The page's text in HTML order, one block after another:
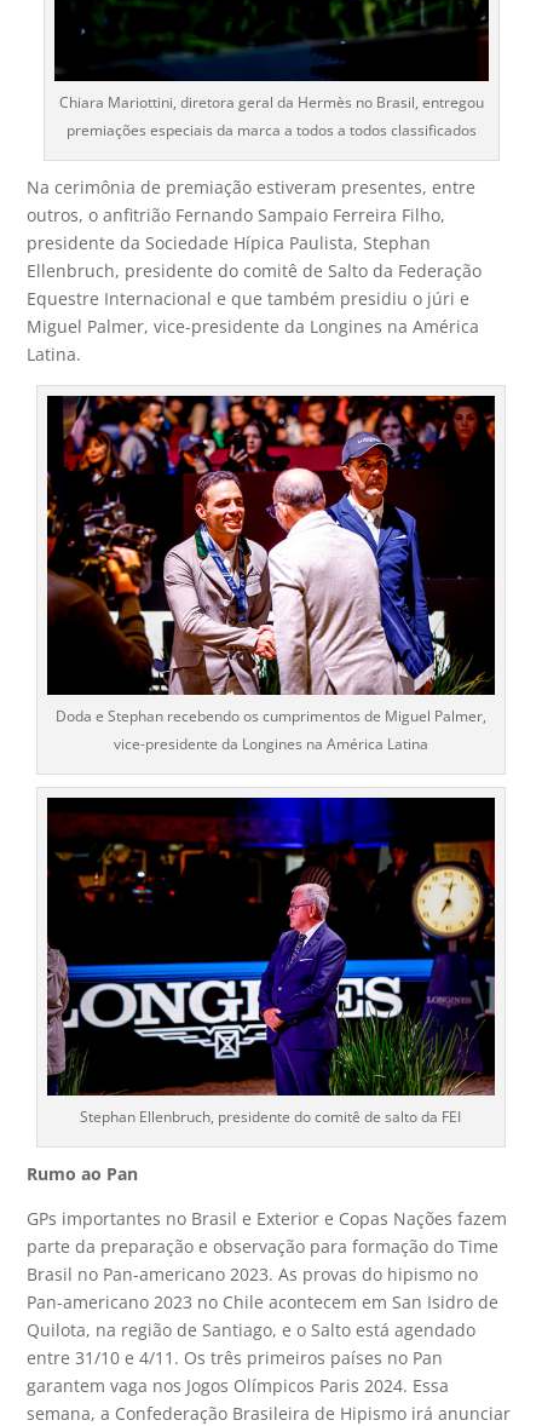
Chiara Mariottini, diretora geral da Hermès no Brasil, entregou
premiações especiais da marca a todos a todos classificados
Na cerimônia de premiação estiveram presentes, entre
outros, o anfitrião Fernando Sampaio Ferreira Filho,
presidente da Sociedade Hípica Paulista, Stephan
Ellenbruch, presidente do comitê de Salto da Federação
Equestre Internacional e que também presidiu o júri e
Miguel Palmer, vice-presidente da Longines na América
Latina.
Doda e Stephan recebendo os cumprimentos de Miguel Palmer,
vice-presidente da Longines na América Latina
Stephan Ellenbruch, presidente do comitê de salto da FEI
Rumo ao Pan
GPs importantes no Brasil e Exterior e Copas Nações fazem
parte da preparação e observação para formação do Time
Brasil no Pan-americano 2023. As provas do hipismo no
Pan-americano 2023 no Chile acontecem em San Isidro de
Quilota, na região de Santiago, e o Salto está agendado
entre 31/10 e 4/11. Os três primeiros países no Pan
garantem vaga nos Jogos Olímpicos Paris 2024. Essa
semana, a Confederação Brasileira de Hipismo irá anunciar